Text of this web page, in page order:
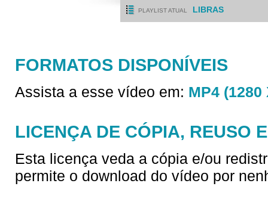
PLAYLIST ATUAL LIBRAS
FORMATOS DISPONÍVEIS
Assista a esse vídeo em: MP4 (1280
LICENÇA DE CÓPIA, REUSO
Esta licença veda a cópia e/ou
permite o download do vídeo por